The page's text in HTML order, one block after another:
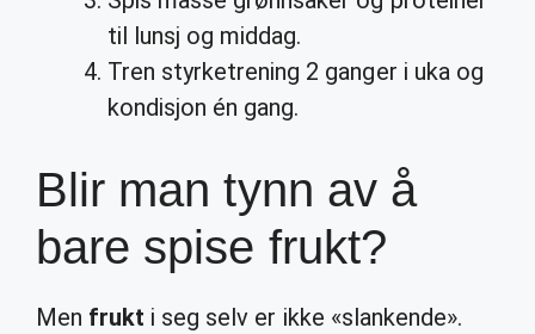
til lunsj og middag.
Tren styrketrening 2 ganger i uka og
kondisjon én gang.
Blir man tynn av å
bare spise frukt?
Men frukt i seg selv er ikke «slankende».